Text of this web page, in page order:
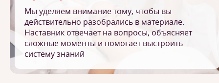
Мы уделяем внимание тому, чтобы вы
действительно разобрались в материале.
Наставник отвечает на вопросы, объясняет
сложные моменты и помогает выстроить
систему знаний